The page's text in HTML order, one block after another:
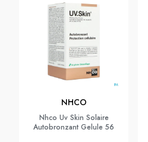
NHCO
Nhco Uv Skin Solaire
Autobronzant Gelule 56